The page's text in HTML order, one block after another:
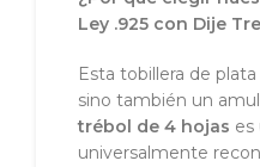
Ley .925 con Dije
Esta tobillera de
sino también un
trébol de 4 hojas es
universalmente